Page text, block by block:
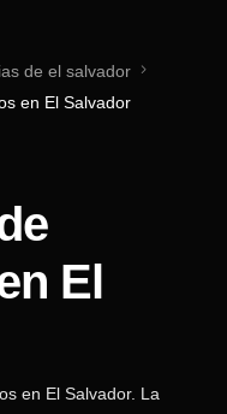
de el salvador
en El Salvador
El
en El Salvador. La